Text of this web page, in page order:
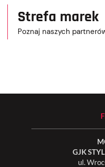
Strefa marek
Poznaj naszych
GJK
ul.